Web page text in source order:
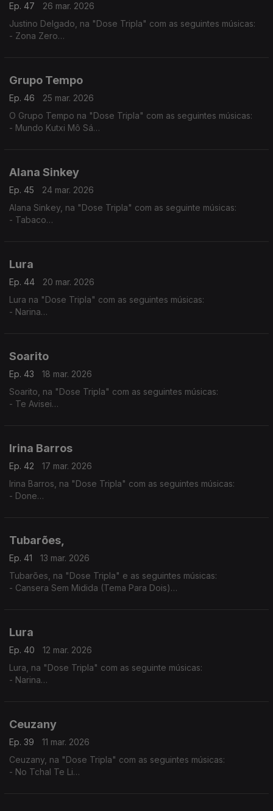
Ep. 47
26 mar. 2026
Justino Delgado, na "Dose Tripla" com as seguintes músicas:
- Zona Zero
Grupo Tempo
Ep. 46
25 mar. 2026
O Grupo Tempo na "Dose Tripla" com as seguintes músicas:
- Mundo Kutxi Mô Sá
Alana Sinkey
Ep. 45
24 mar. 2026
Alana Sinkey, na "Dose Tripla" com as seguinte músicas:
- Tabaco
Lura
Ep. 44
20 mar. 2026
Lura na "Dose Tripla" com as seguintes músicas:
- Narina
Soarito
Ep. 43
18 mar. 2026
Soarito, na "Dose Tripla" com as seguintes músicas:
- Te Avisei
Irina Barros
Ep. 42
17 mar. 2026
Irina Barros, na "Dose Tripla" com as seguintes músicas:
- Done
Tubarões,
Ep. 41
13 mar. 2026
Tubarões, na "Dose Tripla" e as seguintes músicas:
- Cansera Sem Midida (Tema Para Dois)
Lura
Ep. 40
12 mar. 2026
Lura, na "Dose Tripla" com as seguinte músicas:
- Narina
Ceuzany
Ep. 39
11 mar. 2026
Ceuzany, na "Dose Tripla" com as seguintes músicas:
- No Tchal Te Li